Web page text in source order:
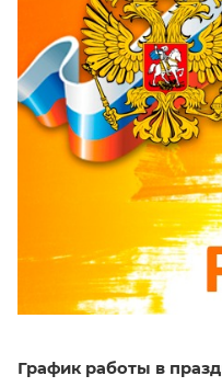
График работы в